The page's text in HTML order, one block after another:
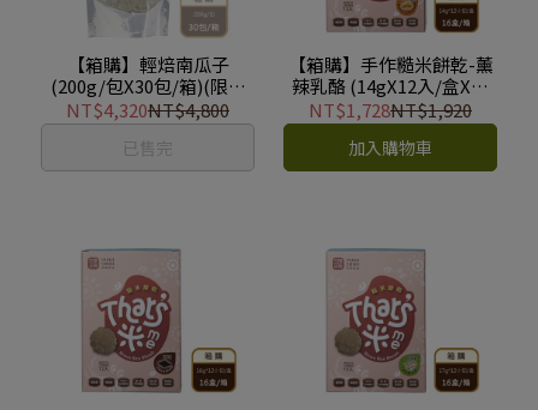
【箱購】輕焙南瓜子
(200g/包X30包/箱)(限宅
配)
NT$4,320NT$4,800
已售完
【箱購】手作糙米餅乾-薰
辣乳酪 (14gX12入/盒X16
盒/箱)(限宅配)
NT$1,728NT$1,920
加入購物車